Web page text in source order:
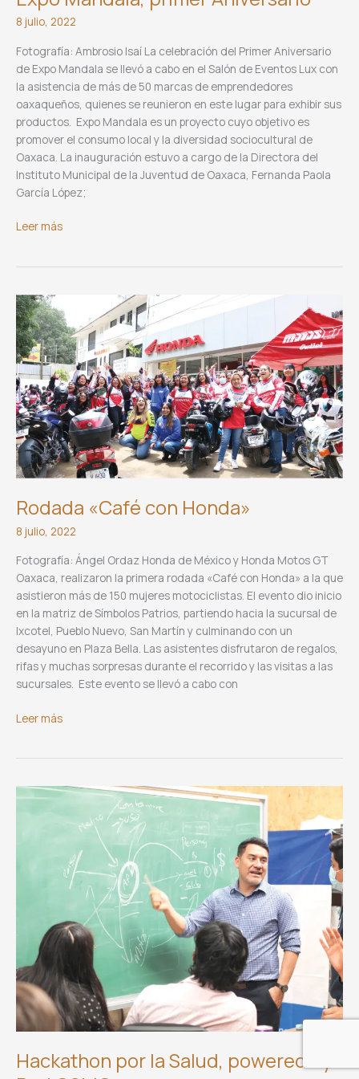
8 julio, 2022
Fotografía: Ambrosio Isaí La celebración del Primer Aniversario
de Expo Mandala se llevó a cabo en el Salón de Eventos Lux con
la asistencia de más de 50 marcas de emprendedores
oaxaqueños, quienes se reunieron en este lugar para exhibir sus
productos. Expo Mandala es un proyecto cuyo objetivo es
promover el consumo local y la diversidad sociocultural de
Oaxaca. La inauguración estuvo a cargo de la Directora del
Instituto Municipal de la Juventud de Oaxaca, Fernanda Paola
García López;
Expo
Leer más
Rodada «Café con Honda»
8 julio, 2022
Fotografía: Ángel Ordaz Honda de México y Honda Motos GT
Oaxaca, realizaron la primera rodada «Café con Honda» a la que
asistieron más de 150 mujeres motociclistas. El evento dio inicio
en la matriz de Símbolos Patrios, partiendo hacia la sucursal de
Ixcotel, Pueblo Nuevo, San Martín y culminando con un
desayuno en Plaza Bella. Las asistentes disfrutaron de regalos,
rifas y muchas sorpresas durante el recorrido y las visitas a las
sucursales. Este evento se llevó a cabo con
Rodada
Leer más
Hackathon por la Salud, powered by